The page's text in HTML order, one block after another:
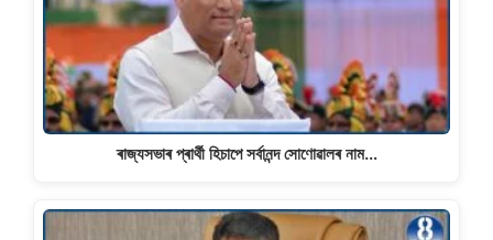
ৰাজ্যসভাৰ প্ৰাৰ্থী হিচাপে সৰ্বানন্দ সোণোৱালৰ নাম…